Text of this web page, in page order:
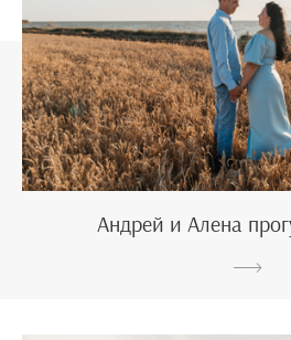
Андрей и Алена